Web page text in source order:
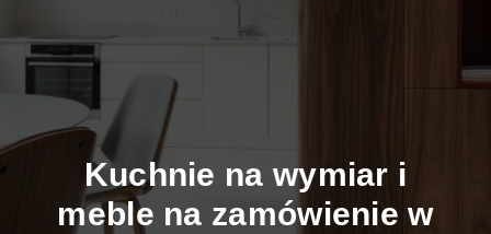
Kuchnie na wymiar i
meble na zamówienie w